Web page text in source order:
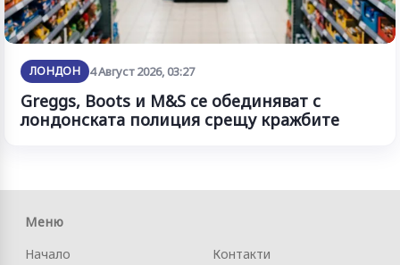
ЛОНДОН 4 Август 2026, 03:27
Greggs, Boots и M&S се обединяват с
лондонската полиция срещу кражбите
Меню
Начало
Контакти